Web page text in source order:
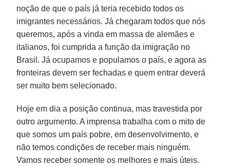
noção de que o país já teria recebido todos os
imigrantes necessários. Já chegaram todos que nós
queremos, após a vinda em massa de alemães e
italianos, foi cumprida a função da imigração no
Brasil. Já ocupamos e populamos o país, e agora as
fronteiras devem ser fechadas e quem entrar deverá
ser muito bem selecionado.
Hoje em dia a posição continua, mas travestida por
outro argumento. A imprensa trabalha com o mito de
que somos um país pobre, em desenvolvimento, e
não temos condições de receber mais ninguém.
Vamos receber somente os melhores e mais úteis.